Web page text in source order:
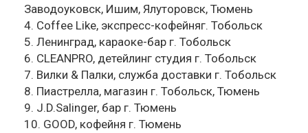
Заводоуковск, Ишим, Ялуторовск, Тюмень
4. Coffee Like, экспресс-кофейняг. Тобольск
5. Ленинград, караоке-бар г. Тобольск
6. CLEANPRO, детейлинг студия г. Тобольск
7. Вилки & Палки, служба доставки г. Тобольск
8. Пиастрелла, магазин г. Тобольск, Тюмень
9. J.D.Salinger, бар г. Тюмень
10. GOOD, кофейня г. Тюмень